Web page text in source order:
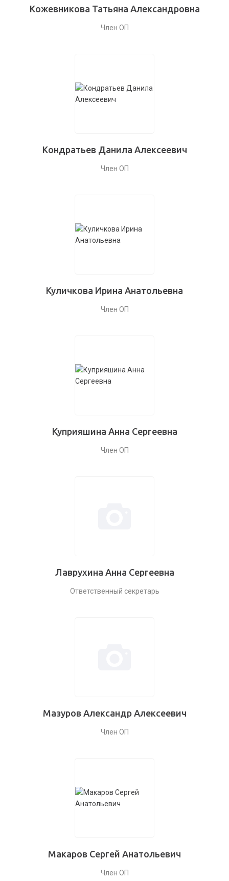
Кожевникова Татьяна Александровна
Член ОП
Кондратьев Данила Алексеевич
Член ОП
Куличкова Ирина Анатольевна
Член ОП
Куприяшина Анна Сергеевна
Член ОП
Лаврухина Анна Сергеевна
Ответственный секретарь
Мазуров Александр Алексеевич
Член ОП
Макаров Сергей Анатольевич
Член ОП